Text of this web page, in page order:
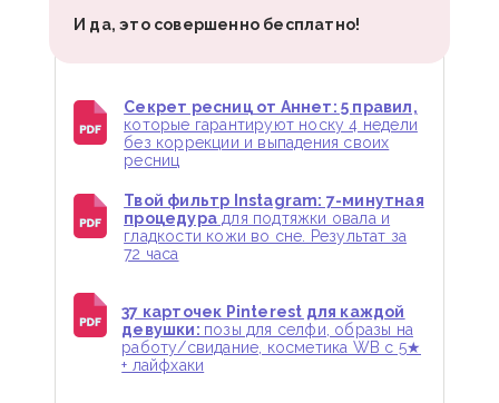
И да, это совершенно бесплатно!
Секрет ресниц от Аннет: 5 правил,
которые гарантируют носку 4 недели
без коррекции и выпадения своих
ресниц
Твой фильтр Instagram: 7-минутная
процедурадля подтяжки овала и
гладкости кожи во сне. Результат за
72 часа
37 карточек Pinterest для каждой
девушки: позы для селфи, образы на
работу/свидание, косметика WB с 5★
+ лайфхаки